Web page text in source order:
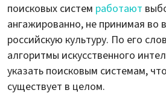
поисковых систем работают
ангажированно, не принимая во
российскую культуру. По его
алгоритмы искусственного
указать поисковым системам,
существует в целом.